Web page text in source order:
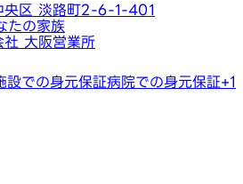
央区 淡路町2-6-1-401
たの家族
社 大阪営業所
設での身元保証病院での身元保証+1